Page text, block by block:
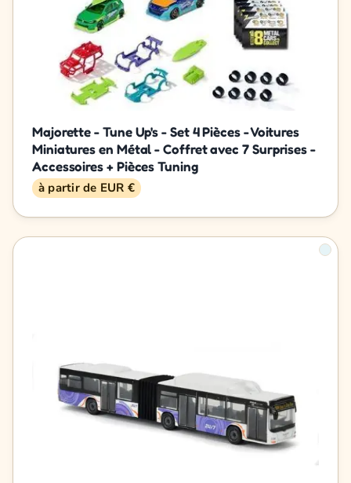
Majorette - Tune Up's - Set 4 Pièces - Voitures
Miniatures en Métal - Coffret avec 7 Surprises -
Accessoires + Pièces Tuning
à partir de EUR €